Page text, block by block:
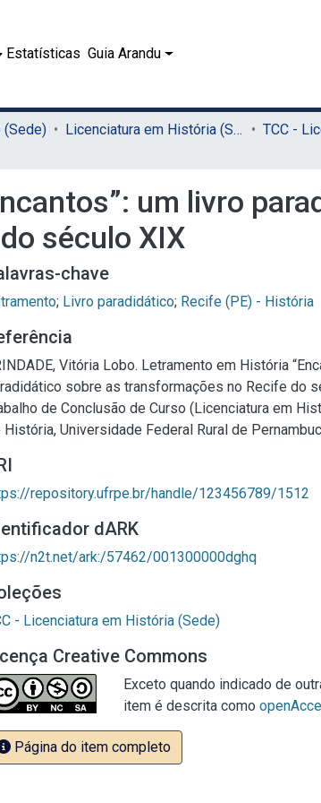
Estatísticas Guia Arandu
(Sede) Licenciatura em História (Sede)
um livro
século XIX
chave
; Livro paradidático; Recife (PE) - História
Vitória Lobo. Letramento em História
sobre as transformações no Recife do
de Conclusão de Curso (Licenciatura em
História, Universidade Federal Rural de
repository.ufrpe.br/handle/123456789/1512
dARK
n2t.net/ark:/57462/001300000dghq
- Licenciatura em História (Sede)
Creative Commons
Exceto quando indicado de
item é descrita como
Página do item completo